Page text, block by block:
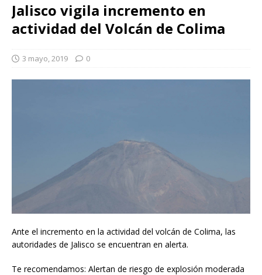
Jalisco vigila incremento en
actividad del Volcán de Colima
3 mayo, 2019 0
Ante el incremento en la actividad del volcán de Colima, las
autoridades de Jalisco se encuentran en alerta.
Te recomendamos: Alertan de riesgo de explosión moderada